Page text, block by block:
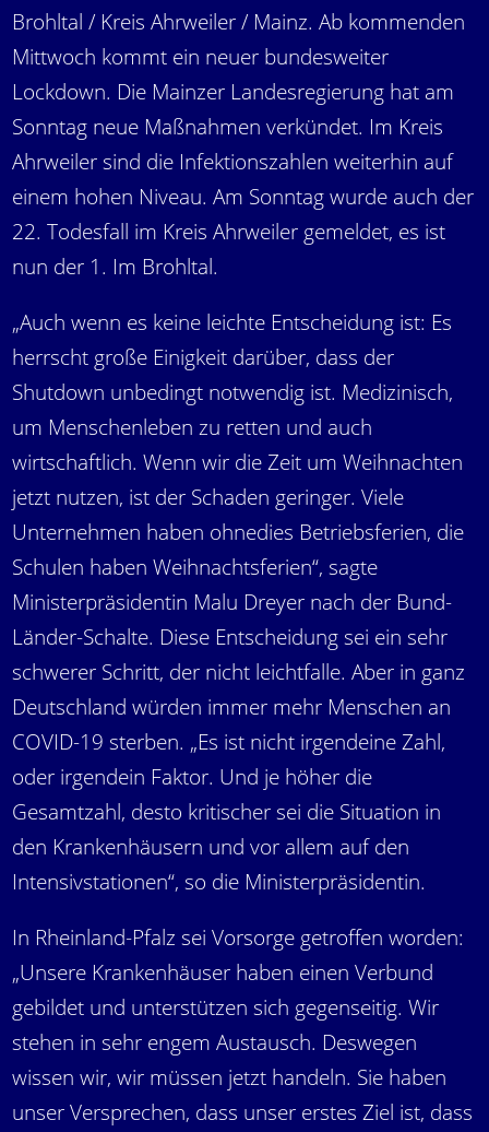
Brohltal / Kreis Ahrweiler / Mainz. Ab kommenden
Mittwoch kommt ein neuer bundesweiter
Lockdown. Die Mainzer Landesregierung hat am
Sonntag neue Maßnahmen verkündet. Im Kreis
Ahrweiler sind die Infektionszahlen weiterhin auf
einem hohen Niveau. Am Sonntag wurde auch der
22. Todesfall im Kreis Ahrweiler gemeldet, es ist
nun der 1. Im Brohltal.
„Auch wenn es keine leichte Entscheidung ist: Es
herrscht große Einigkeit darüber, dass der
Shutdown unbedingt notwendig ist. Medizinisch,
um Menschenleben zu retten und auch
wirtschaftlich. Wenn wir die Zeit um Weihnachten
jetzt nutzen, ist der Schaden geringer. Viele
Unternehmen haben ohnedies Betriebsferien, die
Schulen haben Weihnachtsferien“, sagte
Ministerpräsidentin Malu Dreyer nach der Bund-
Länder-Schalte. Diese Entscheidung sei ein sehr
schwerer Schritt, der nicht leichtfalle. Aber in ganz
Deutschland würden immer mehr Menschen an
COVID-19 sterben. „Es ist nicht irgendeine Zahl,
oder irgendein Faktor. Und je höher die
Gesamtzahl, desto kritischer sei die Situation in
den Krankenhäusern und vor allem auf den
Intensivstationen“, so die Ministerpräsidentin.
In Rheinland-Pfalz sei Vorsorge getroffen worden:
„Unsere Krankenhäuser haben einen Verbund
gebildet und unterstützen sich gegenseitig. Wir
stehen in sehr engem Austausch. Deswegen
wissen wir, wir müssen jetzt handeln. Sie haben
unser Versprechen, dass unser erstes Ziel ist, dass